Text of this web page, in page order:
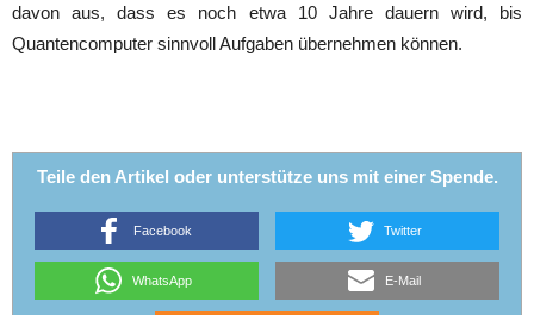
davon aus, dass es noch etwa 10 Jahre dauern wird, bis
Quantencomputer sinnvoll Aufgaben übernehmen können.
Teile den Artikel oder unterstütze uns mit einer Spende.
Facebook Twitter
WhatsApp E-Mail